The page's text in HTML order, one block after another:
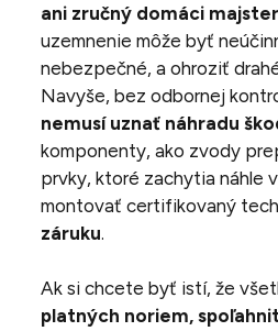
ani zručný domáci
uzemnenie môže byť
nebezpečné, a ohroziť
Navyše, bez odbornej
nemusí uznať náhradu
komponenty, ako zvody
prvky, ktoré zachytia náhle
montovať certifikovaný
záruku.
Ak si chcete byť istí, že
platných noriem,